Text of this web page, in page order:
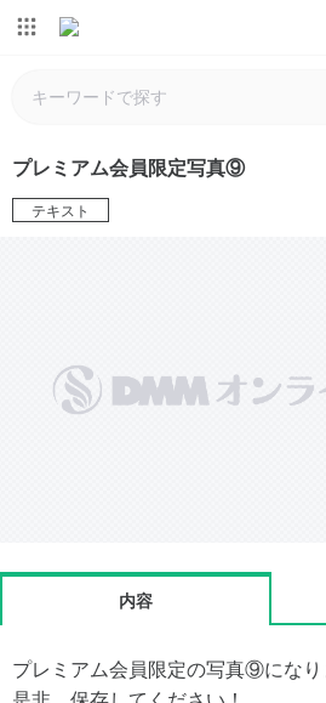
プレミアム会員限定写真⑨
テキスト
内容
プレミアム会員限定の写真⑨になり